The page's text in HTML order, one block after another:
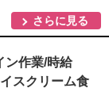
さらに見る
ン作業/時給
スクリーム食